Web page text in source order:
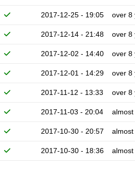
2017-12-25 - 19:05 over 8
2017-12-14 - 21:48 over 8
2017-12-02 - 14:40 over 8
2017-12-01 - 14:29 over 8
2017-11-12 - 13:33 over 8
2017-11-03 - 20:04
2017-10-30 - 20:57
2017-10-30 - 18:36